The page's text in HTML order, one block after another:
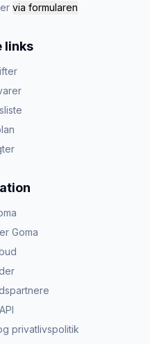
via formularen
links
Goma
privatlivspolitik